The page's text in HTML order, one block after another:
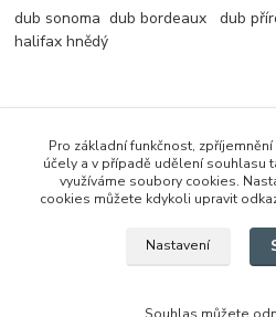
dub sonoma dub bordeaux dub
halifax hnědý
Zboží zařazeno v
Stoly
Pro základní funkčnost,
účely a v případě udělení souhlasu
využíváme soubory cookies.
cookies můžete kdykoli upravit
Nastavení